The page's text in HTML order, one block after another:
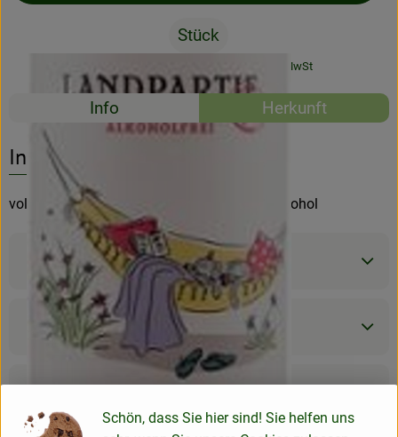
Stück
7% MwSt
Rezepte
Info Herkunft
Entdecke passende Rezepte
Info
vollmundiger und fruchtiger Genuss ohne Alkohol
Produktinformationen
Zutaten
Schön, dass Sie hier sind! Sie helfen uns